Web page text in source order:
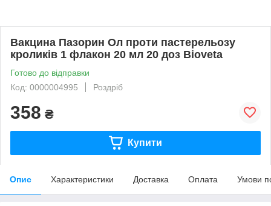
Вакцина Пазорин Ол проти пастерельозу
кроликів 1 флакон 20 мл 20 доз Bioveta
Готово до відправки
Код: 0000004995
Роздріб
358 ₴
Купити
Опис Характеристики Доставка Оплата Умови